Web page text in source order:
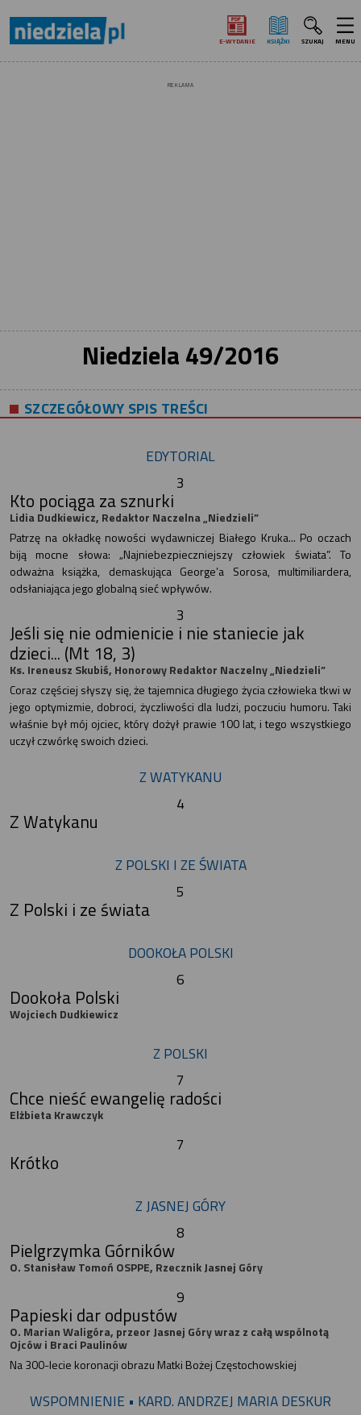
E‑WYDANIE KSIĄŻKI SZUKAJ MENU
REKLAMA
Niedziela 49/2016
SZCZEGÓŁOWY SPIS TREŚCI
EDYTORIAL
3
Kto pociąga za sznurki
Lidia Dudkiewicz, Redaktor Naczelna „Niedzieli”
Patrzę na okładkę nowości wydawniczej Białego Kruka... Po oczach
biją mocne słowa: „Najniebezpieczniejszy człowiek świata”. To
odważna książka, demaskująca George’a Sorosa, multimiliardera,
odsłaniająca jego globalną sieć wpływów.
3
Jeśli się nie odmienicie i nie staniecie jak
dzieci... (Mt 18, 3)
Ks. Ireneusz Skubiś, Honorowy Redaktor Naczelny „Niedzieli”
Coraz częściej słyszy się, że tajemnica długiego życia człowieka tkwi w
jego optymizmie, dobroci, życzliwości dla ludzi, poczuciu humoru. Taki
właśnie był mój ojciec, który dożył prawie 100 lat, i tego wszystkiego
uczył czwórkę swoich dzieci.
Z WATYKANU
4
Z Watykanu
Z POLSKI I ZE ŚWIATA
5
Z Polski i ze świata
DOOKOŁA POLSKI
6
Dookoła Polski
Wojciech Dudkiewicz
Z POLSKI
7
Chce nieść ewangelię radości
Elżbieta Krawczyk
7
Krótko
Z JASNEJ GÓRY
8
Pielgrzymka Górników
O. Stanisław Tomoń OSPPE, Rzecznik Jasnej Góry
9
Papieski dar odpustów
O. Marian Waligóra, przeor Jasnej Góry wraz z całą wspólnotą
Ojców i Braci Paulinów
Na 300-lecie koronacji obrazu Matki Bożej Częstochowskiej
WSPOMNIENIE • KARD. ANDRZEJ MARIA DESKUR